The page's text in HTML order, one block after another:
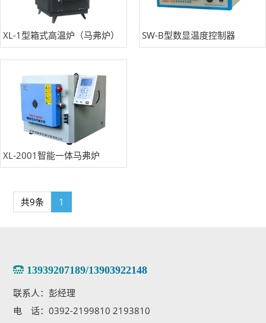
XL-1型箱式高温炉（马弗炉） SW-B型数显温度控制器
XL-2001智能一体马弗炉
共9条 1
13939207189/13903922148
联系人：彭经理
电 话：0392-2199810 2193810